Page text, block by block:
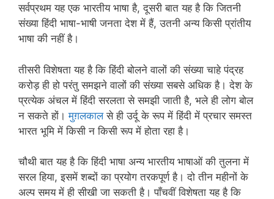
सर्वप्रथम यह एक भारतीय भाषा है, दूसरी बात यह है कि जितनी
संख्या हिंदी भाषा-भाषी जनता देश में हैं, उतनी अन्य किसी प्रांतीय
भाषा की नहीं है।
तीसरी विशेषता यह है कि हिंदी बोलने वालों की संख्या चाहे पंद्रह
करोड़ ही हो परंतु समझने वालों की संख्या सबसे अधिक है। देश के
प्रत्येक अंचल में हिंदी सरलता से समझी जाती है, भले ही लोग बोल
न सकते हों।मुग़लकालसे ही उर्दू के रूप में हिंदी में प्रचार समस्त
भारत भूमि में किसी न किसी रूप में होता रहा है।
चौथी बात यह है कि हिंदी भाषा अन्य भारतीय भाषाओं की तुलना में
सरल हिया, इसमें शब्दों का प्रयोग तरकपूर्ण है। दो तीन महीनों के
अल्प समय में ही सीखी जा सकती है। पाँचवीं विशेषता यह है कि